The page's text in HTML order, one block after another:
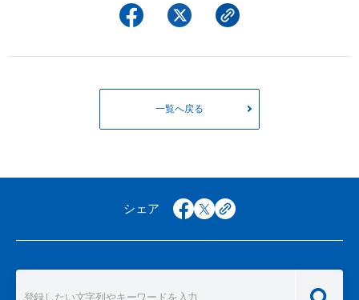
一覧へ戻る
シェア facebook
x copy